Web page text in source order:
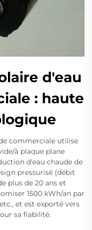
d'eau
: haute
commerciale utilise
à plaque plane
d'eau chaude de
pressurisé (débit
plus de 20 ans et
1500 kWh/an par
et est exporté vers
sa fiabilité.